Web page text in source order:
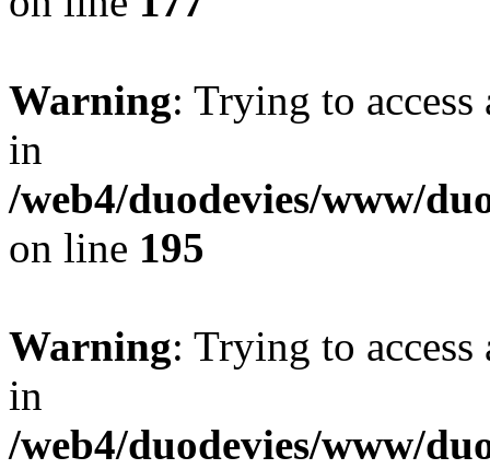
Warning: Trying to
in
/web4/duodevies/www/
on line 195
Warning: Trying to
in
/web4/duodevies/www/